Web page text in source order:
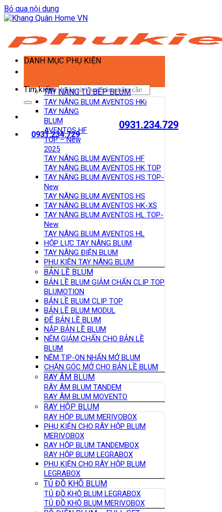
Bỏ qua nội dung
Tìm kiếm:
0931.234.729
0931.234.729
DANH MỤC PHỤ KIỆN
TAY NÂNG TỦ BẾP BLUM
TAY NÂNG BLUM AVENTOS HKi
TAY NÂNG
BLUM
AVENTOS HF
TOP – New
2025
TAY NÂNG BLUM AVENTOS HF
TAY NÂNG BLUM AVENTOS HK TOP
TAY NÂNG BLUM AVENTOS HS TOP-
New
TAY NÂNG BLUM AVENTOS HS
TAY NÂNG BLUM AVENTOS HK-XS
TAY NÂNG BLUM AVENTOS HL TOP-
New
TAY NÂNG BLUM AVENTOS HL
HỘP LỰC TAY NÂNG BLUM
TAY NÂNG ĐIỆN BLUM
PHỤ KIỆN TAY NÂNG BLUM
BẢN LỀ BLUM
BẢN LỀ BLUM GIẢM CHẤN CLIP TOP
BLUMOTION
BẢN LỀ BLUM CLIP TOP
BẢN LỀ BLUM MODUL
ĐẾ BẢN LỀ BLUM
NẮP BẢN LỀ BLUM
NÊM GIẢM CHẤN CHO BẢN LỀ
BLUM
NÊM TIP-ON NHẤN MỞ BLUM
CHẶN GÓC MỞ CHO BẢN LỀ BLUM
RAY ÂM BLUM
RÂY ÂM BLUM TANDEM
RAY ÂM BLUM MOVENTO
RAY HỘP BLUM
RAY HỘP BLUM MERIVOBOX
PHỤ KIỆN CHO RÂY HỘP BLUM
MERIVOBOX
RAY HỘP BLUM TANDEMBOX
RAY HỘP BLUM LEGRABOX
PHỤ KIỆN CHO RÂY HỘP BLUM
LEGRABOX
TỦ ĐỒ KHÔ BLUM
TỦ ĐỒ KHÔ BLUM LEGRABOX
TỦ ĐỒ KHÔ BLUM MERIVOBOX